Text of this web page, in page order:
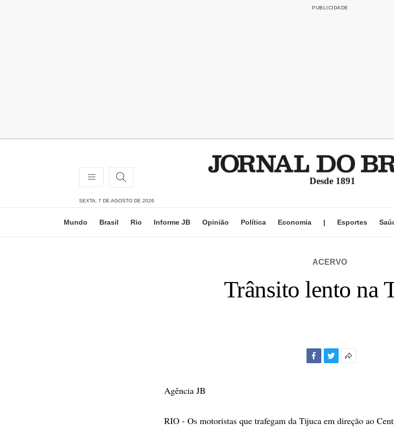
Desde 1891
SEXTA, 7 DE AGOSTO DE 2026
Mundo Brasil Rio Informe JB Opinião Política Economia | Esportes
ACERVO
Trânsito lento na
Agência JB
RIO - Os motoristas que trafegam da Tijuca em direção ao